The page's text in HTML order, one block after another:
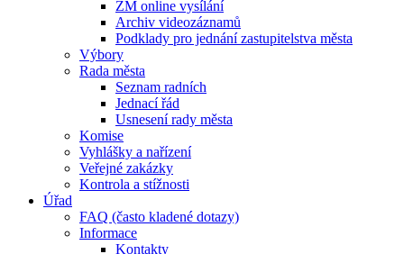
ZM online vysílání
Archiv videozáznamů
Podklady pro jednání zastupitelstva města
Výbory
Rada města
Seznam radních
Jednací řád
Usnesení rady města
Komise
Vyhlášky a nařízení
Veřejné zakázky
Kontrola a stížnosti
Úřad
FAQ (často kladené dotazy)
Informace
Kontakty